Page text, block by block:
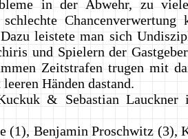
in der Abwehr, zu
Chancenverwertung
leistete man sich
und Spielern der
Zeitstrafen trugen mit
Händen dastand.
& Sebastian Lauckner
Benjamin Proschwitz (3),